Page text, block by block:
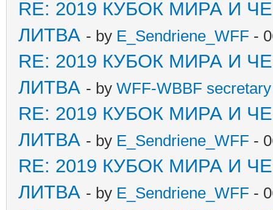
RE: 2019 КУБОК МИРА И
ЛИТВА - by E_Sendriene_WFF -
RE: 2019 КУБОК МИРА И
ЛИТВА - by WFF-WBBF
RE: 2019 КУБОК МИРА И
ЛИТВА - by E_Sendriene_WFF -
RE: 2019 КУБОК МИРА И
ЛИТВА - by E_Sendriene_WFF -